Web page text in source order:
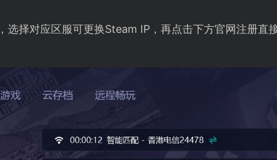
选择对应区服可更换Steam IP，再点击下方官网注册直